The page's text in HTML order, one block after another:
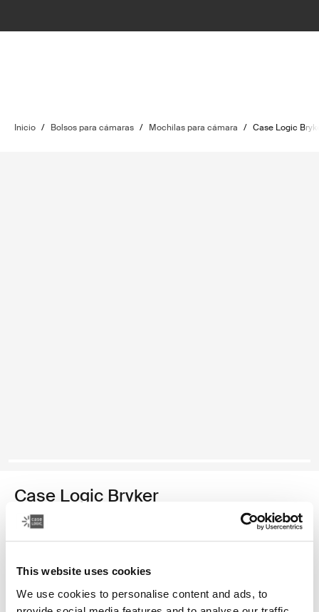
This website uses cookies
We use cookies to personalise content and ads, to
Inicio / Bolsos para cámaras / Mochilas para cámara / Case Logic
Case Logic Bryker
mochila grande para cámaras/drones
Color
Case Logic Bryker Large Camera Backpack Negro